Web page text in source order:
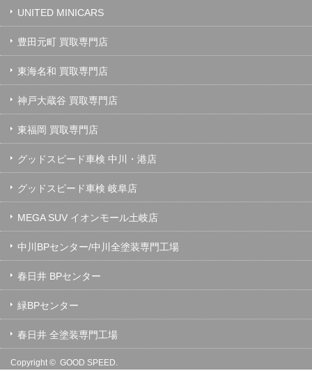
UNITED MINICARS
豊田元町 買取専門店
東海名和 買取専門店
神戸大蔵谷 買取専門店
東福岡 買取専門店
グッドスピード車検 中川・港店
グッドスピード車検 岐阜店
MEGA SUV イオンモール土岐店
中川BPセンター/中川全塗装専門工場
春日井 BPセンター
緑BPセンター
春日井 全塗装専門工場
Copyright © GOOD SPEED.